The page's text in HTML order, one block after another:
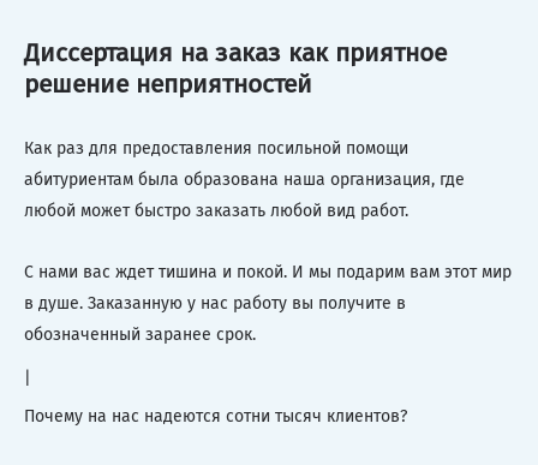
Диссертация на заказ как приятное
решение неприятностей
Как раз для предоставления посильной помощи
абитуриентам была образована наша организация, где
любой может быстро заказать любой вид работ.
С нами вас ждет тишина и покой. И мы подарим вам этот мир
в душе. Заказанную у нас работу вы получите в
обозначенный заранее срок.
Почему на нас надеются сотни тысяч клиентов?